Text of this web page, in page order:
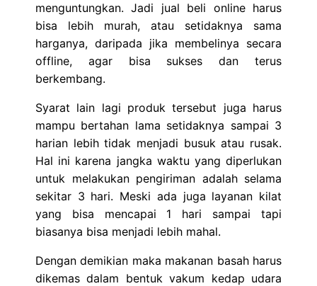
menguntungkan. Jadi jual beli online harus
bisa lebih murah, atau setidaknya sama
harganya, daripada jika membelinya secara
offline, agar bisa sukses dan terus
berkembang.
Syarat lain lagi produk tersebut juga harus
mampu bertahan lama setidaknya sampai 3
harian lebih tidak menjadi busuk atau rusak.
Hal ini karena jangka waktu yang diperlukan
untuk melakukan pengiriman adalah selama
sekitar 3 hari. Meski ada juga layanan kilat
yang bisa mencapai 1 hari sampai tapi
biasanya bisa menjadi lebih mahal.
Dengan demikian maka makanan basah harus
dikemas dalam bentuk vakum kedap udara